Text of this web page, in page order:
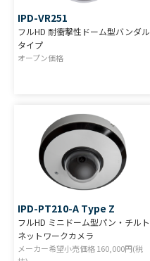
IPD-VR251
フルHD 耐衝撃性ドーム型バンダル
タイプ
オープン価格
IPD-PT210-A Type Z
フルHD ミニドーム型パン・チルト
ネットワークカメラ
メーカー希望小売価格160,000円(税